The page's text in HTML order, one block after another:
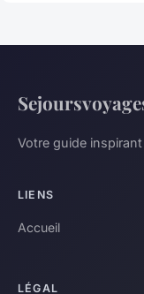
Votre guide
LIENS
Accueil
LÉGAL